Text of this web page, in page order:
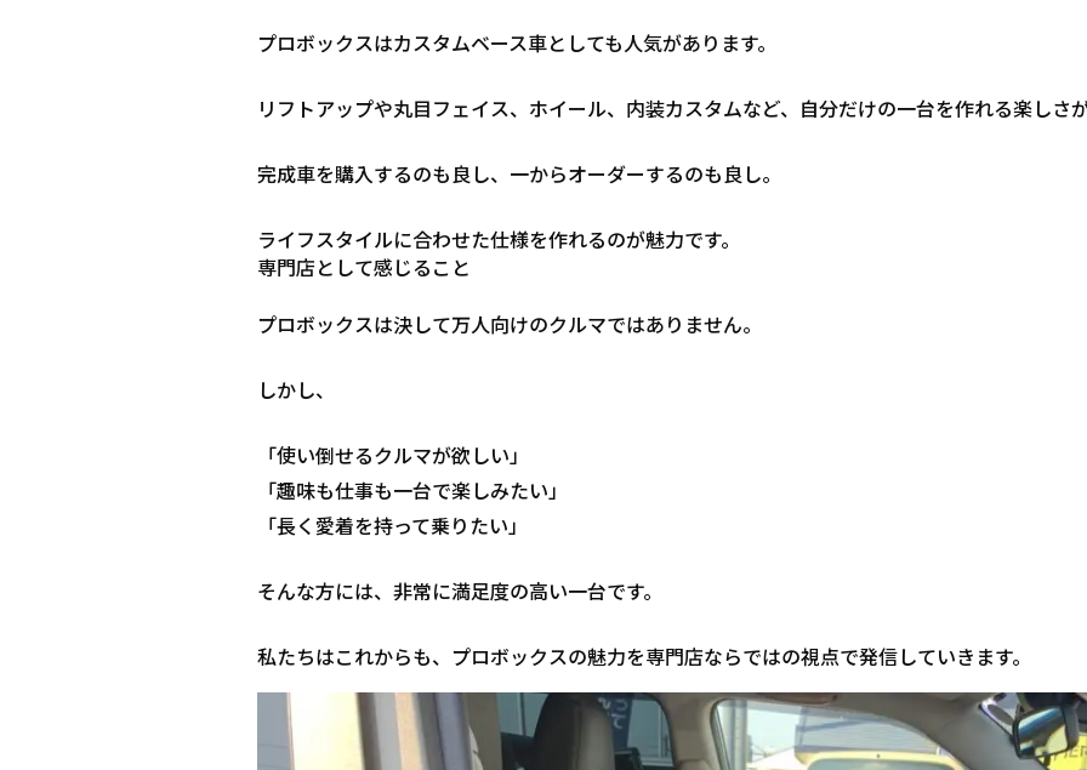
プロボックスはカスタムベース車としても人気があります。
リフトアップや丸目フェイス、ホイール、内装カスタムなど、自分だけの一台を作れる楽しさが
完成車を購入するのも良し、一からオーダーするのも良し。
ライフスタイルに合わせた仕様を作れるのが魅力です。
専門店として感じること
プロボックスは決して万人向けのクルマではありません。
しかし、
「使い倒せるクルマが欲しい」
「趣味も仕事も一台で楽しみたい」
「長く愛着を持って乗りたい」
そんな方には、非常に満足度の高い一台です。
私たちはこれからも、プロボックスの魅力を専門店ならではの視点で発信していきます。